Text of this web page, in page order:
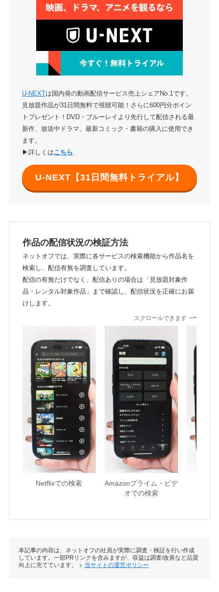
U-NEXTは国内発の動画配信サービス売上シェアNo.1です。
見放題作品が31日間無料で視聴可能！さらに600円分ポイン
トプレゼント！DVD・ブルーレイより先行して配信される最
新作、放送中ドラマ、最新コミック・書籍の購入に使用でき
ます。
▶詳しくはこちら
U-NEXT【31日間無料トライアル】
作品の配信状況の検証方法
ネットオフでは、実際に各サービスの検索機能から作品名を
検索し、配信有無を調査しています。
配信の有無だけでなく、配信ありの場合は「見放題対象作
品・レンタル対象作品」まで確認し、配信状況を正確にお届
けします。
スクロールできます
Netflixでの検索
Amazonプライム・ビデ
オでの検索
本記事の内容は、ネットオフの社員が実際に調査・検証を行い作成
しています。一部PRリンクを含みますが、収益は調査/改善など品質
向上に充てています。
当サイトの運営ポリシー